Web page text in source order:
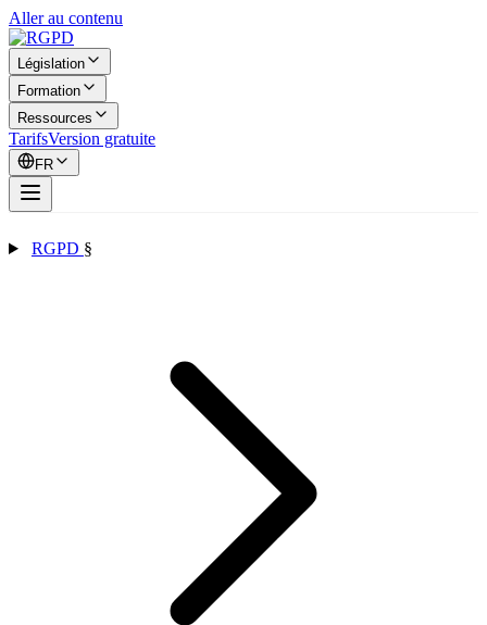
Aller au contenu
Législation
Formation
Ressources
TarifsVersion gratuite
FR
RGPD §